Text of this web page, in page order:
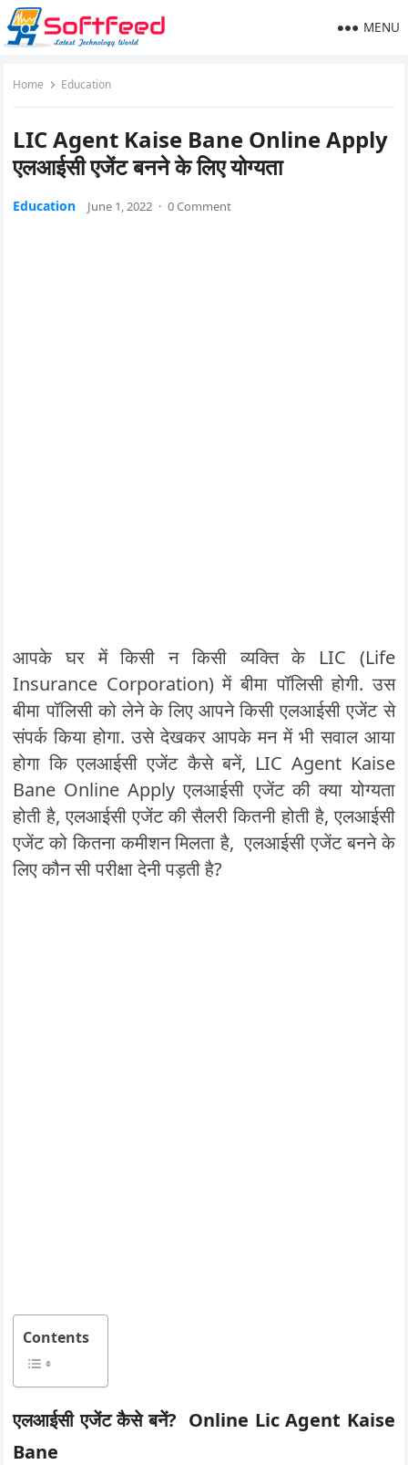
MENU
Home Education
LIC Agent Kaise Bane Online Apply
एलआईसी एजेंट बनने के लिए योग्यता
Education June 1, 2022 · 0 Comment
आपके घर में किसी न किसी व्यक्ति के LIC (Life
Insurance Corporation) में बीमा पॉलिसी होगी. उस
बीमा पॉलिसी को लेने के लिए आपने किसी एलआईसी एजेंट से
संपर्क किया होगा. उसे देखकर आपके मन में भी सवाल आया
होगा कि एलआईसी एजेंट कैसे बनें, LIC Agent Kaise
Bane Online Apply एलआईसी एजेंट की क्या योग्यता
होती है, एलआईसी एजेंट की सैलरी कितनी होती है, एलआईसी
एजेंट को कितना कमीशन मिलता है, एलआईसी एजेंट बनने के
लिए कौन सी परीक्षा देनी पड़ती है?
Contents
एलआईसी एजेंट कैसे बनें? Online Lic Agent Kaise
Bane